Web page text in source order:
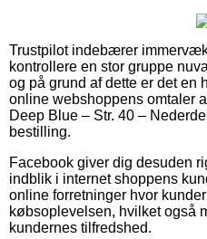
Trustpilot indebærer
kontrollere en stor gruppe
og på grund af dette er det en
online webshoppens omtaler
Deep Blue – Str. 40 –
bestilling.
Facebook giver dig desuden
indblik i internet shoppens
online forretninger hvor
købsoplevelsen, hvilket også
kundernes tilfredshed.